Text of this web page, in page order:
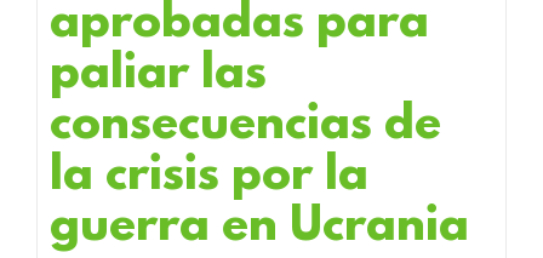
aprobadas para
paliar las
consecuencias de
la crisis por la
guerra en Ucrania